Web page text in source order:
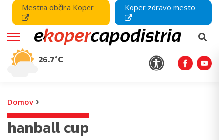
Mestna občina Koper Koper zdravo mesto
26.7°C
Domov ›
hanball cup